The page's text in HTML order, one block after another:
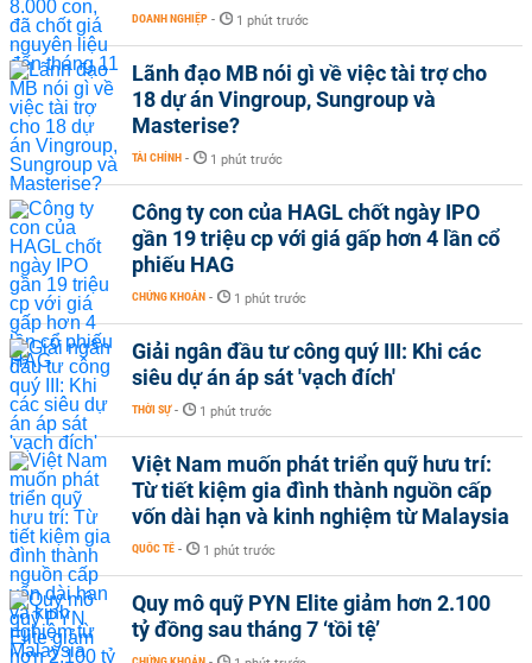
DOANH NGHIỆP - 1 phút trước
Lãnh đạo MB nói gì về việc tài trợ cho
18 dự án Vingroup, Sungroup và
Masterise?
TÀI CHÍNH - 1 phút trước
Công ty con của HAGL chốt ngày IPO
gần 19 triệu cp với giá gấp hơn 4 lần cổ
phiếu HAG
CHỨNG KHOÁN - 1 phút trước
Giải ngân đầu tư công quý III: Khi các
siêu dự án áp sát 'vạch đích'
THỜI SỰ - 1 phút trước
Việt Nam muốn phát triển quỹ hưu trí:
Từ tiết kiệm gia đình thành nguồn cấp
vốn dài hạn và kinh nghiệm từ Malaysia
QUỐC TẾ - 1 phút trước
Quy mô quỹ PYN Elite giảm hơn 2.100
tỷ đồng sau tháng 7 ‘tồi tệ’